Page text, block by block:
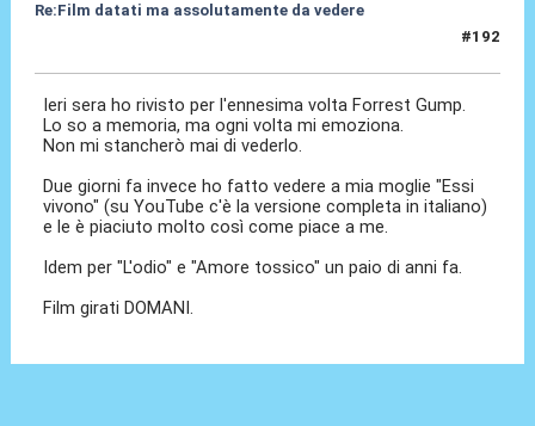
Re:Film datati ma assolutamente da vedere
#192
Ieri sera ho rivisto per l'ennesima volta Forrest Gump.
Lo so a memoria, ma ogni volta mi emoziona.
Non mi stancherò mai di vederlo.
Due giorni fa invece ho fatto vedere a mia moglie "Essi
vivono" (su YouTube c'è la versione completa in italiano)
e le è piaciuto molto così come piace a me.
Idem per "L'odio" e "Amore tossico" un paio di anni fa.
Film girati DOMANI.